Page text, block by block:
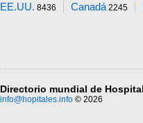
EE.UU. 8436 Canadá2245
Directorio mundial de
info@hopitales.info © 2026